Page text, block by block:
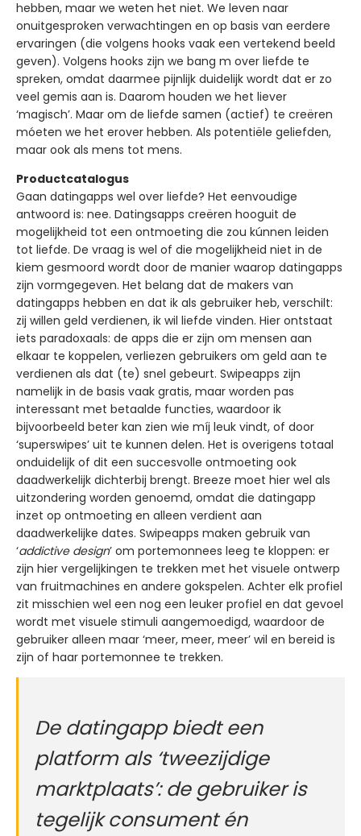
hebben, maar we weten het niet. We leven naar
onuitgesproken verwachtingen en op basis van eerdere
ervaringen (die volgens hooks vaak een vertekend beeld
geven). Volgens hooks zijn we bang m over liefde te
spreken, omdat daarmee pijnlijk duidelijk wordt dat er zo
veel gemis aan is. Daarom houden we het liever
‘magisch’. Maar om de liefde samen (actief) te creëren
móeten we het erover hebben. Als potentiële geliefden,
maar ook als mens tot mens.
Productcatalogus
Gaan datingapps wel over liefde? Het eenvoudige
antwoord is: nee. Datingsapps creëren hooguit de
mogelijkheid tot een ontmoeting die zou kúnnen leiden
tot liefde. De vraag is wel of die mogelijkheid niet in de
kiem gesmoord wordt door de manier waarop datingapps
zijn vormgegeven. Het belang dat de makers van
datingapps hebben en dat ik als gebruiker heb, verschilt:
zij willen geld verdienen, ik wil liefde vinden. Hier ontstaat
iets paradoxaals: de apps die er zijn om mensen aan
elkaar te koppelen, verliezen gebruikers om geld aan te
verdienen als dat (te) snel gebeurt. Swipeapps zijn
namelijk in de basis vaak gratis, maar worden pas
interessant met betaalde functies, waardoor ik
bijvoorbeeld beter kan zien wie míj leuk vindt, of door
‘superswipes’ uit te kunnen delen. Het is overigens totaal
onduidelijk of dit een succesvolle ontmoeting ook
daadwerkelijk dichterbij brengt. Breeze moet hier wel als
uitzondering worden genoemd, omdat die datingapp
inzet op ontmoeting en alleen verdient aan
daadwerkelijke dates. Swipeapps maken gebruik van
‘addictive design’ om portemonnees leeg te kloppen: er
zijn hier vergelijkingen te trekken met het visuele ontwerp
van fruitmachines en andere gokspelen. Achter elk profiel
zit misschien wel een nog een leuker profiel en dat gevoel
wordt met visuele stimuli aangemoedigd, waardoor de
gebruiker alleen maar ‘meer, meer, meer’ wil en bereid is
zijn of haar portemonnee te trekken.
De datingapp biedt een
platform als ‘tweezijdige
marktplaats’: de gebruiker is
tegelijk consument én